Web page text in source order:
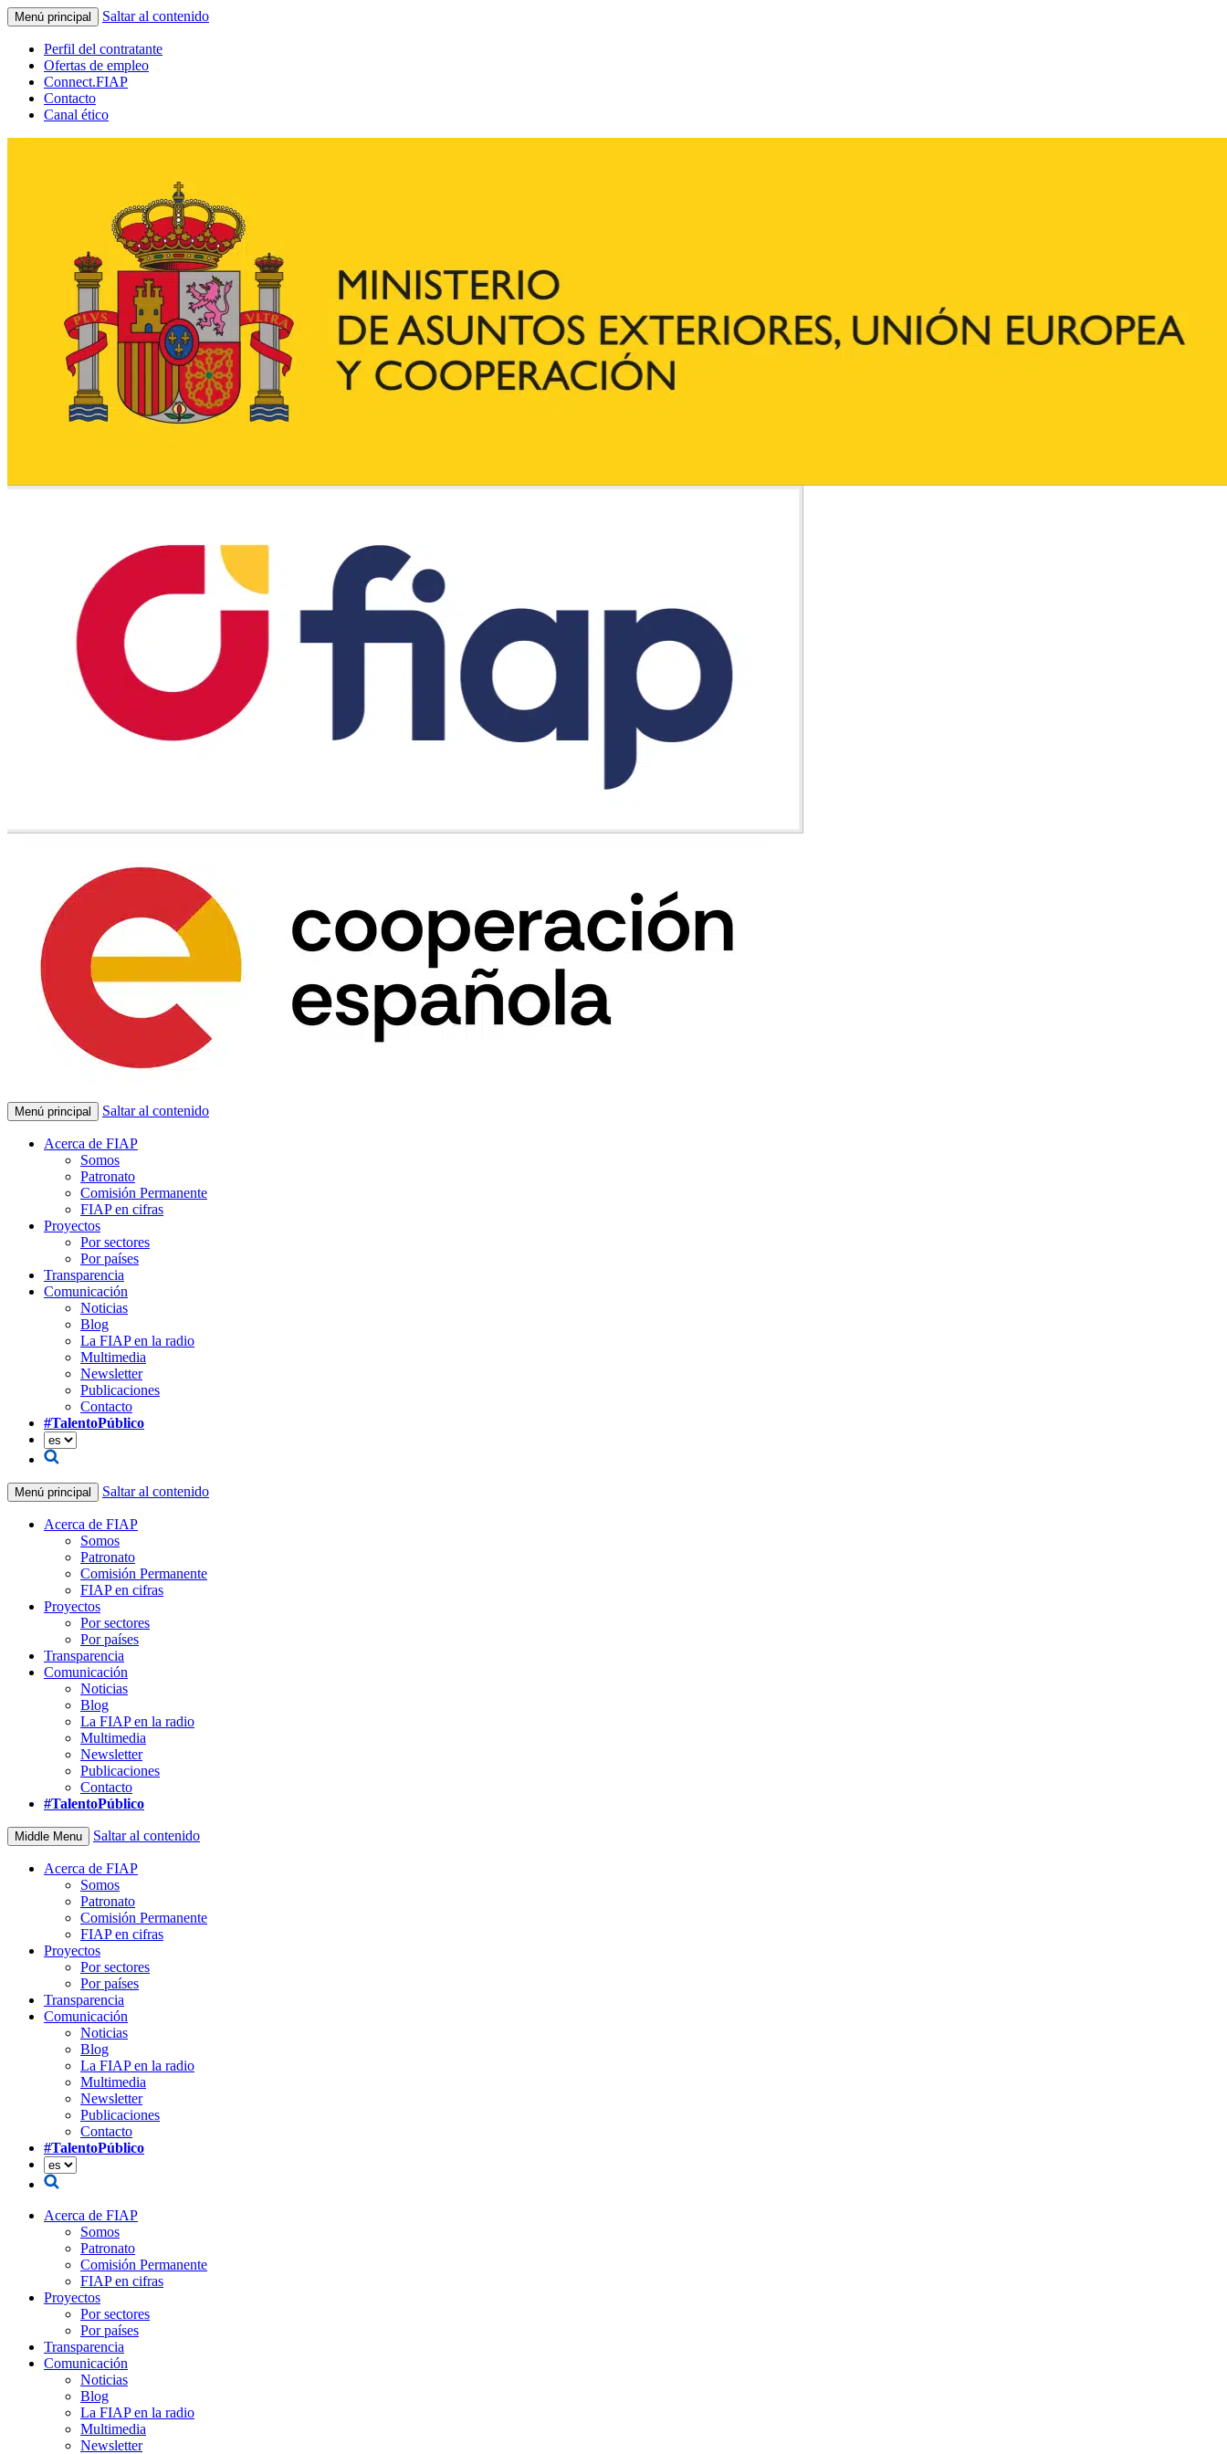
Menú principal Saltar al contenido
Perfil del contratante
Ofertas de empleo
Connect.FIAP
Contacto
Canal ético
Menú principal Saltar al contenido
Acerca de FIAP
Somos
Patronato
Comisión Permanente
FIAP en cifras
Proyectos
Por sectores
Por países
Transparencia
Comunicación
Noticias
Blog
La FIAP en la radio
Multimedia
Newsletter
Publicaciones
Contacto
#TalentoPúblico
Menú principal Saltar al contenido
Acerca de FIAP
Somos
Patronato
Comisión Permanente
FIAP en cifras
Proyectos
Por sectores
Por países
Transparencia
Comunicación
Noticias
Blog
La FIAP en la radio
Multimedia
Newsletter
Publicaciones
Contacto
#TalentoPúblico
Middle Menu Saltar al contenido
Acerca de FIAP
Somos
Patronato
Comisión Permanente
FIAP en cifras
Proyectos
Por sectores
Por países
Transparencia
Comunicación
Noticias
Blog
La FIAP en la radio
Multimedia
Newsletter
Publicaciones
Contacto
#TalentoPúblico
Acerca de FIAP
Somos
Patronato
Comisión Permanente
FIAP en cifras
Proyectos
Por sectores
Por países
Transparencia
Comunicación
Noticias
Blog
La FIAP en la radio
Multimedia
Newsletter